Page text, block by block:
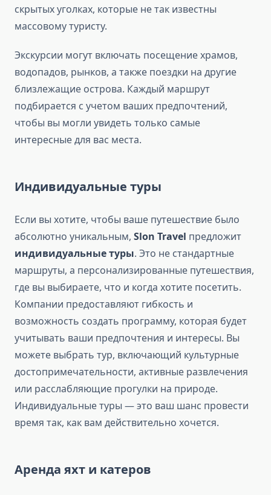
скрытых уголках, которые не так известны
массовому туристу.
Экскурсии могут включать посещение храмов,
водопадов, рынков, а также поездки на другие
близлежащие острова. Каждый маршрут
подбирается с учетом ваших предпочтений,
чтобы вы могли увидеть только самые
интересные для вас места.
Индивидуальные туры
Если вы хотите, чтобы ваше путешествие было
абсолютно уникальным, Slon Travel предложит
индивидуальные туры. Это не стандартные
маршруты, а персонализированные путешествия,
где вы выбираете, что и когда хотите посетить.
Компании предоставляют гибкость и
возможность создать программу, которая будет
учитывать ваши предпочтения и интересы. Вы
можете выбрать тур, включающий культурные
достопримечательности, активные развлечения
или расслабляющие прогулки на природе.
Индивидуальные туры — это ваш шанс провести
время так, как вам действительно хочется.
Аренда яхт и катеров